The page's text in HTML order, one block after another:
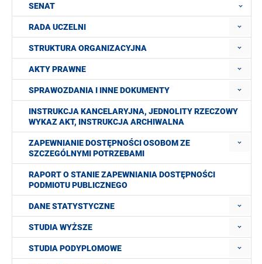
SENAT
RADA UCZELNI
STRUKTURA ORGANIZACYJNA
AKTY PRAWNE
SPRAWOZDANIA I INNE DOKUMENTY
INSTRUKCJA KANCELARYJNA, JEDNOLITY RZECZOWY
WYKAZ AKT, INSTRUKCJA ARCHIWALNA
ZAPEWNIANIE DOSTĘPNOŚCI OSOBOM ZE
SZCZEGÓLNYMI POTRZEBAMI
RAPORT O STANIE ZAPEWNIANIA DOSTĘPNOŚCI
PODMIOTU PUBLICZNEGO
DANE STATYSTYCZNE
STUDIA WYŻSZE
STUDIA PODYPLOMOWE